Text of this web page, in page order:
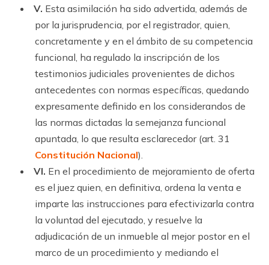
V. Esta asimilación ha sido advertida, además de
por la jurisprudencia, por el registrador, quien,
concretamente y en el ámbito de su competencia
funcional, ha regulado la inscripción de los
testimonios judiciales provenientes de dichos
antecedentes con normas específicas, quedando
expresamente definido en los considerandos de
las normas dictadas la semejanza funcional
apuntada, lo que resulta esclarecedor (art. 31
Constitución Nacional).
VI. En el procedimiento de mejoramiento de oferta
es el juez quien, en definitiva, ordena la venta e
imparte las instrucciones para efectivizarla contra
la voluntad del ejecutado, y resuelve la
adjudicación de un inmueble al mejor postor en el
marco de un procedimiento y mediando el